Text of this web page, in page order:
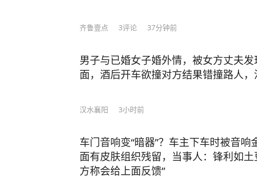
齐鲁壹点 3评论 37分钟前
男子与已婚女子婚外情，被女方丈夫
面，酒后开车欲撞对方结果错撞路人，
汉水襄阳 3小时前
车门音响变“暗器”？车主下车时被音响
面有皮肤组织残留，当事人：锋利如土
方称会给上面反馈”